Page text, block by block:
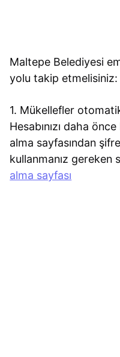
Maltepe Belediyesi
yolu takip etmelisiniz:
1. Mükellefler
Hesabınızı daha
alma sayfasından
kullanmanız gereken
alma sayfası